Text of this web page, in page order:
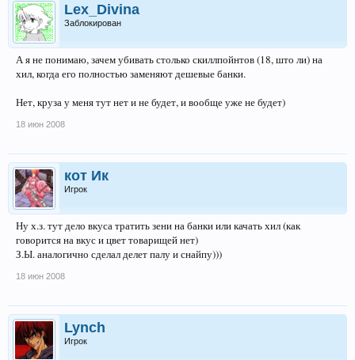
Lex_Divina
Заблокирован
А я не понимаю, зачем убивать столько скиллпойнтов (18, што ли) на
хил, когда его полностью заменяют дешевые банки.
Нет, круза у меня тут нет и не будет, и вообще уже не будет)
18 июн 2008
кот Ик
Игрок
Ну х.з. тут дело вкуса тратить зени на банки или качать хил (как
говорится на вкус и цвет товарищей нет)
З.Ы. аналогично сделал делет палу и снайпу)))
18 июн 2008
Lynch
Игрок